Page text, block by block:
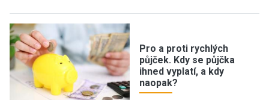
Pro a proti rychlých
půjček. Kdy se půjčka
ihned vyplatí, a kdy
naopak?